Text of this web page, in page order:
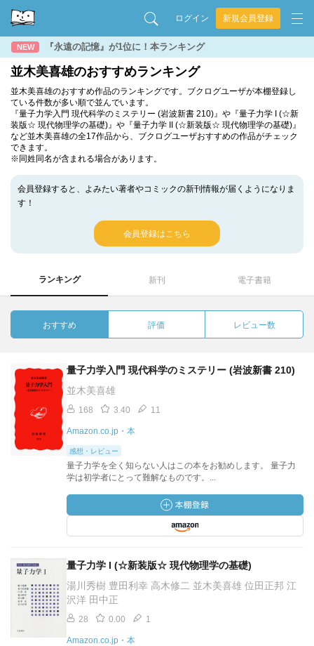
ログイン 新規会員登録
NEW 『永遠の記憶』が1位に！本ランキング
並木美喜雄のおすすめランキング
並木美喜雄のおすすめ作品のランキングです。ブクログユーザが本棚登録し
ている件数が多い順で並んでいます。
『量子力学入門 現代科学のミステリー (岩波新書 210)』や『量子力学 I (☆新
装版☆ 現代物理学の基礎)』や『量子力学 II (☆新装版☆ 現代物理学の基礎)』
など並木美喜雄の全17作品から、ブクログユーザおすすめの作品がチェック
できます。
※同姓同名が含まれる場合があります。
会員登録すると、よみたい著者やコミックの新刊情報が届くようになりま
す！
会員登録はこちら
ランキング 新刊 電子書籍
おすすめ 評価 レビュー数
量子力学入門 現代科学のミステリー (岩波新書 210)
並木美喜雄
168 3.40 11
Amazon.co.jp・本
感想・レビュー
量子力学を全く知らない人はこの本をお勧めします。 量子力
学は初学者にとって難解なものです。...
量子力学 I (☆新装版☆ 現代物理学の基礎)
湯川秀樹 豊田利幸 高木修二 並木美喜雄 位田正邦 江
沢洋 田中正
28 0.00 1
Amazon.co.jp・本